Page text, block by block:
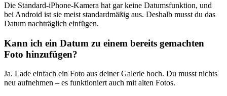
Die Standard-iPhone-Kamera hat gar keine Datumsfunktion, und
bei Android ist sie meist standardmäßig aus. Deshalb musst du das
Datum nachträglich einfügen.
Kann ich ein Datum zu einem bereits gemachten
Foto hinzufügen?
Ja. Lade einfach ein Foto aus deiner Galerie hoch. Du musst nichts
neu aufnehmen – es funktioniert auch mit alten Fotos.